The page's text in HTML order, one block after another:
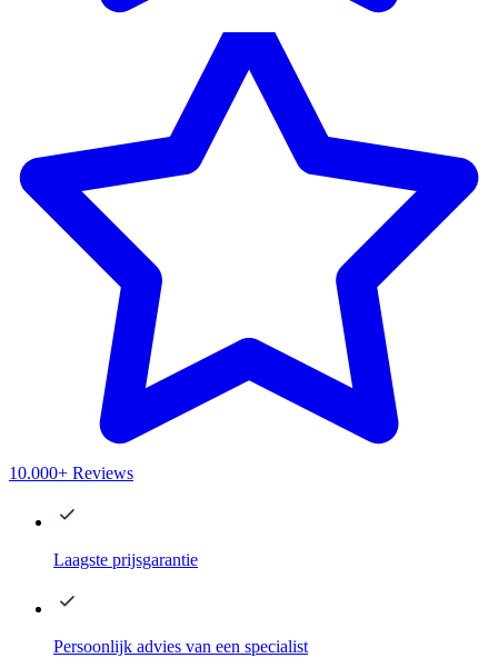
10.000+ Reviews
Laagste prijsgarantie
Persoonlijk advies van een specialist